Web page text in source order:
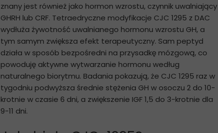
znany jest również jako hormon wzrostu, czynnik uwalniający
GHRH lub CRF. Tetraedryczne modyfikacje CJC 1295 z DAC
wydłuża żywotność uwalnianego hormonu wzrostu GH, a
tym samym zwiększa efekt terapeutyczny. Sam peptyd
działa w sposób bezpośredni na przysadkę mózgową, co
powoduję aktywne wytwarzanie hormonu według
naturalnego biorytmu. Badania pokazują, że CJC 1295 raz w
tygodniu podwyższa średnie stężenia GH w osoczu 2 do 10-
krotnie w czasie 6 dni, a zwiększenie IGF 1,5 do 3-krotnie dla
9-11 dni.